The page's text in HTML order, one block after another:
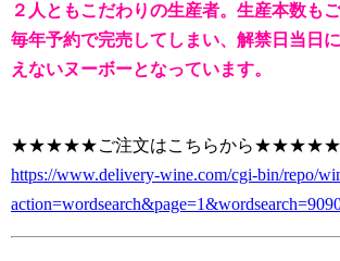
２人ともこだわりの生産者。生産本数も
毎年予約で完売してしまい、解禁日当日
えないヌーボーとなっています。
★★★★★ご注文はこちらから★★★★★
https://www.delivery-wine.com/cgi-bin/repo/